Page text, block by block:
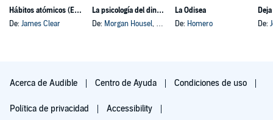
Hábitos atómicos (Español neutro)
De: James Clear
La psicología del dinero
De: Morgan Housel, y otros
La Odisea
De: Homero
De:
Acerca de Audible Centro de Ayuda Condiciones de uso
Política de privacidad Accessibility